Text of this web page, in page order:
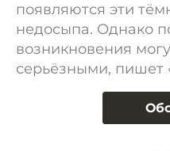
появляются эти
недосыпа. Однако
возникновения
серьёзными, пишет